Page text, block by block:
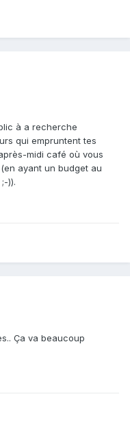
à a recherche
qui empruntent tes
midi café où vous
ayant un budget au
)).
Ça va beaucoup